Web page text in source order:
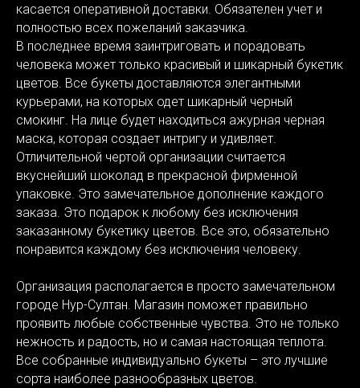
касается оперативной доставки. Обязателен учет и
полностью всех пожеланий заказчика.
В последнее время заинтриговать и порадовать
человека может только красивый и шикарный букетик
цветов. Все букеты доставляются элегантными
курьерами, на которых одет шикарный черный
смокинг. На лице будет находиться ажурная черная
маска, которая создает интригу и удивляет.
Отличительной чертой организации считается
вкуснейший шоколад в прекрасной фирменной
упаковке. Это замечательное дополнение каждого
заказа. Это подарок к любому без исключения
заказанному букетику цветов. Все это, обязательно
понравится каждому без исключения человеку.
Организация располагается в просто замечательном
городе Нур-Султан. Магазин поможет правильно
проявить любые собственные чувства. Это не только
нежность и радость, но и самая настоящая теплота.
Все собранные индивидуально букеты – это лучшие
сорта наиболее разнообразных цветов.